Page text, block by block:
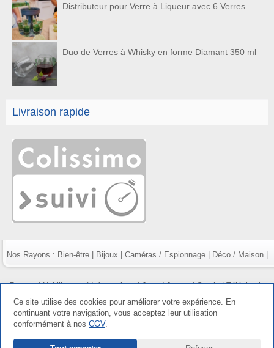
Distributeur pour Verre à Liqueur avec 6 Verres
Duo de Verres à Whisky en forme Diamant 350 ml
Livraison rapide
Nos Rayons : Bien-être| Bijoux Caméras / Espionnage| Déco / Maison|
Fumeur|Habillement|Informatique|Jeux / Jouets|Survie|Téléphonie
Copyright gdetout.fr 2026, tous droits réservés |
Ce site utilise des cookies pour améliorer votre expérience. En
continuant votre navigation, vous acceptez leur utilisation
conformément à nos CGV.